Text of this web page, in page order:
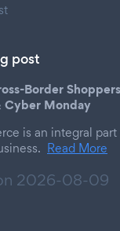
post
Border
Cyber Monday
is an integral
Read More
2026-08-09